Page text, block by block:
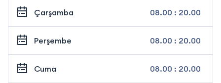
Çarşamba 08.00 : 20.00
Perşembe 08.00 : 20.00
Cuma 08.00 : 20.00